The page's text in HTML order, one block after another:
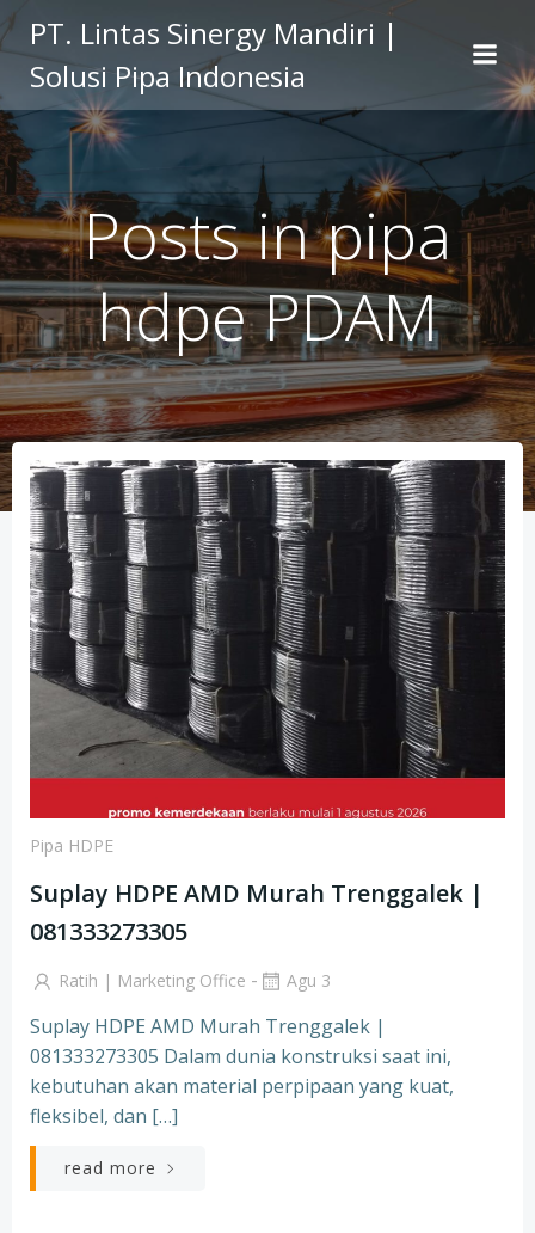
to
content
PT. Lintas Sinergy Mandiri |
Solusi Pipa Indonesia
Posts in pipa
hdpe PDAM
Pipa HDPE
Suplay HDPE AMD Murah Trenggalek |
081333273305
Ratih | Marketing Office - Agu 3
Suplay HDPE AMD Murah Trenggalek |
081333273305 Dalam dunia konstruksi saat ini,
kebutuhan akan material perpipaan yang kuat,
fleksibel, dan […]
read more